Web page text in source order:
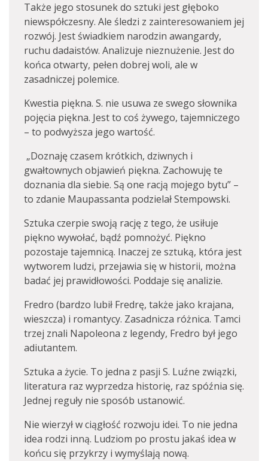
Także jego stosunek do sztuki jest głęboko
niewspółczesny. Ale śledzi z zainteresowaniem jej
rozwój. Jest świadkiem narodzin awangardy,
ruchu dadaistów. Analizuje nieznużenie. Jest do
końca otwarty, pełen dobrej woli, ale w
zasadniczej polemice.
Kwestia piękna. S. nie usuwa ze swego słownika
pojęcia piękna. Jest to coś żywego, tajemniczego
– to podwyższa jego wartość.
„Doznaję czasem krótkich, dziwnych i
gwałtownych objawień piękna. Zachowuję te
doznania dla siebie. Są one racją mojego bytu” –
to zdanie Maupassanta podzielał Stempowski.
Sztuka czerpie swoją rację z tego, że usiłuje
piękno wywołać, bądź pomnożyć. Piękno
pozostaje tajemnicą. Inaczej ze sztuką, która jest
wytworem ludzi, przejawia się w historii, można
badać jej prawidłowości. Poddaje się analizie.
Fredro (bardzo lubił Fredrę, także jako krajana,
wieszcza) i romantycy. Zasadnicza różnica. Tamci
trzej znali Napoleona z legendy, Fredro był jego
adiutantem.
Sztuka a życie. To jedna z pasji S. Luźne związki,
literatura raz wyprzedza historię, raz spóźnia się.
Jednej reguły nie sposób ustanowić.
Nie wierzył w ciągłość rozwoju idei. To nie jedna
idea rodzi inną. Ludziom po prostu jakaś idea w
końcu się przykrzy i wymyślają nową.